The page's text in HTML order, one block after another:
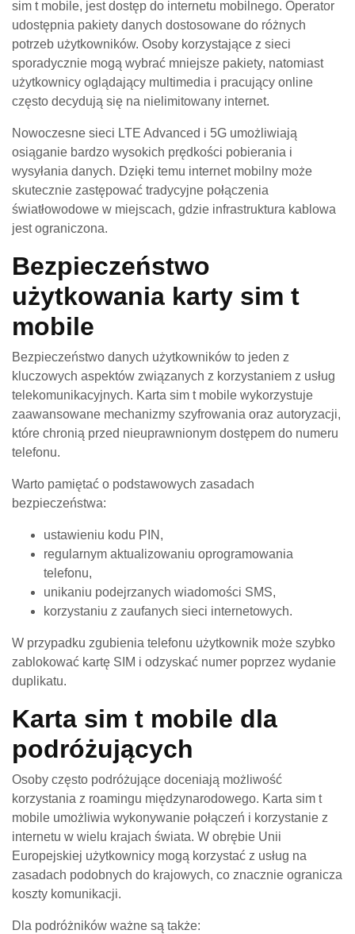
sim t mobile, jest dostęp do internetu mobilnego. Operator
udostępnia pakiety danych dostosowane do różnych
potrzeb użytkowników. Osoby korzystające z sieci
sporadycznie mogą wybrać mniejsze pakiety, natomiast
użytkownicy oglądający multimedia i pracujący online
często decydują się na nielimitowany internet.
Nowoczesne sieci LTE Advanced i 5G umożliwiają
osiąganie bardzo wysokich prędkości pobierania i
wysyłania danych. Dzięki temu internet mobilny może
skutecznie zastępować tradycyjne połączenia
światłowodowe w miejscach, gdzie infrastruktura kablowa
jest ograniczona.
Bezpieczeństwo
użytkowania karty sim t
mobile
Bezpieczeństwo danych użytkowników to jeden z
kluczowych aspektów związanych z korzystaniem z usług
telekomunikacyjnych. Karta sim t mobile wykorzystuje
zaawansowane mechanizmy szyfrowania oraz autoryzacji,
które chronią przed nieuprawnionym dostępem do numeru
telefonu.
Warto pamiętać o podstawowych zasadach
bezpieczeństwa:
ustawieniu kodu PIN,
regularnym aktualizowaniu oprogramowania
telefonu,
unikaniu podejrzanych wiadomości SMS,
korzystaniu z zaufanych sieci internetowych.
W przypadku zgubienia telefonu użytkownik może szybko
zablokować kartę SIM i odzyskać numer poprzez wydanie
duplikatu.
Karta sim t mobile dla
podróżujących
Osoby często podróżujące doceniają możliwość
korzystania z roamingu międzynarodowego. Karta sim t
mobile umożliwia wykonywanie połączeń i korzystanie z
internetu w wielu krajach świata. W obrębie Unii
Europejskiej użytkownicy mogą korzystać z usług na
zasadach podobnych do krajowych, co znacznie ogranicza
koszty komunikacji.
Dla podróżników ważne są także: